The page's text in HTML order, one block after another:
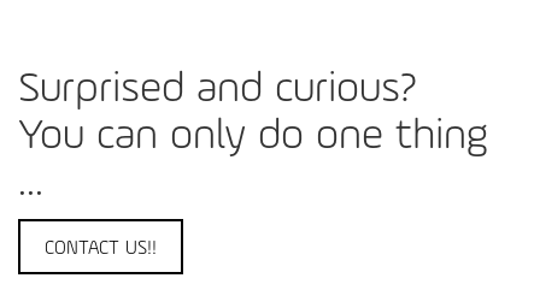
Surprised and curious?
You can only do one thing
...
CONTACT US!!